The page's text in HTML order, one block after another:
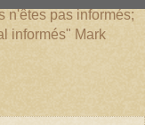
n'êtes pas informés;
informés" Mark